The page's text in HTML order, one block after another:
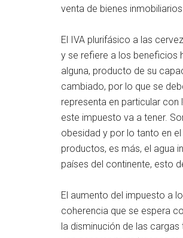
venta de bienes
El IVA plurifásico a las
y se refiere a los beneficios
alguna, producto de su
cambiado, por lo que se
representa en particular
este impuesto va a tener.
obesidad y por lo tanto en
productos, es más, el agua
países del continente, esto
El aumento del impuesto a
coherencia que se espera
la disminución de las